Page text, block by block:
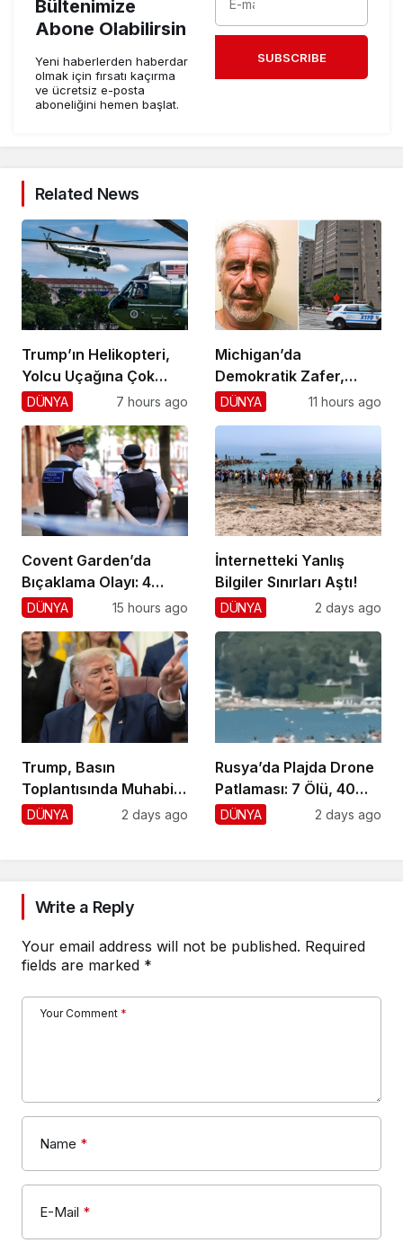
Bültenimize
Abone Olabilirsin
Yeni haberlerden haberdar
olmak için fırsatı kaçırma
ve ücretsiz e-posta
aboneliğini hemen başlat.
SUBSCRIBE
Related News
Trump’ın Helikopteri,
Yolcu Uçağına Çok
Yaklaştı!
DÜNYA 7 hours ago
Michigan’da
Demokratik Zafer,
Cumhuriyetçilere
DÜNYA 11 hours ago
Covent Garden’da
Bıçaklama Olayı: 4
Yaralı, 1 Gözaltı
DÜNYA 15 hours ago
İnternetteki Yanlış
Bilgiler Sınırları Aştı!
DÜNYA 2 days ago
Trump, Basın
Toplantısında Muhabiri
Fena Yerden Aldı
DÜNYA 2 days ago
Rusya’da Plajda Drone
Patlaması: 7 Ölü, 40
Yaralı
DÜNYA 2 days ago
Write a Reply
Your email address will not be published. Required
fields are marked *
Your Comment *
Name *
E-Mail *